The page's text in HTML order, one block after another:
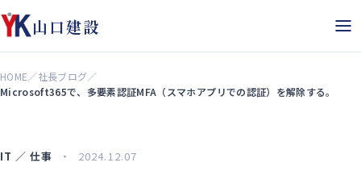
山口建設
HOME／社長ブログ／
Microsoft365で、多要素認証MFA（スマホアプリでの認証）を解除する。
IT ／ 仕事 2024.12.07